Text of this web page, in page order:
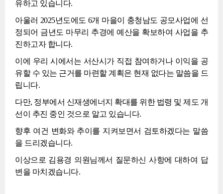
유하고 있습니다.
아울러 2025년도에도 6개 마을이 충청남도 공모사업에 선
정되어 금년도 마무리 추경에 예산을 확보하여 사업을 추
진하고자 합니다.
이에 우리 시에서는 서산시가 직접 참여하거나 이익을 공
유할 수 있는 근거를 마련할 계획은 현재 없다는 말씀을 드
립니다.
다만, 정부에서 신재생에너지 확대를 위한 법령 및 제도 개
선이 추진 중인 것으로 알고 있습니다.
향후 여건 변화와 추이를 지켜보면서 검토하겠다는 말씀
을 드리겠습니다.
이상으로 김용경 의원님께서 질문하신 사항에 대하여 답
변을 마치겠습니다.